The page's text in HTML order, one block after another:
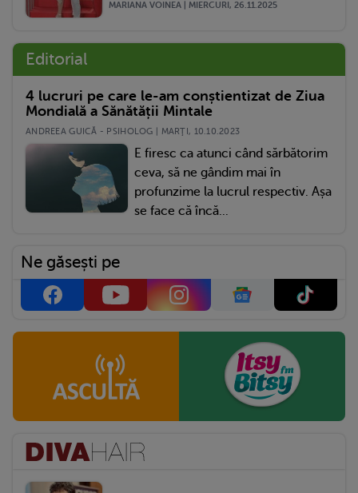
MARIANA VOINEA | MIERCURI, 26.11.2025
Editorial
4 lucruri pe care le-am conștientizat de Ziua
Mondială a Sănătății Mintale
ANDREEA GUICĂ - PSIHOLOG | MARŢI, 10.10.2023
E firesc ca atunci când sărbătorim
ceva, să ne gândim mai în
profunzime la lucrul respectiv. Așa
se face că încă...
Ne găsești pe